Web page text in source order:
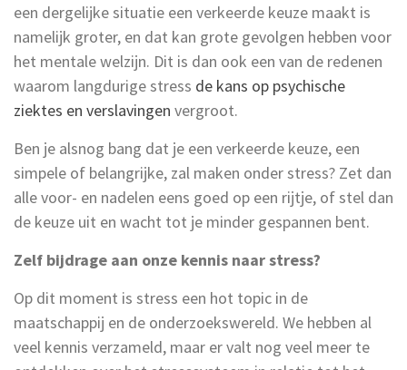
een dergelijke situatie een verkeerde keuze maakt is
namelijk groter, en dat kan grote gevolgen hebben voor
het mentale welzijn. Dit is dan ook een van de redenen
waarom langdurige stress de kans op psychische
ziektes en verslavingen vergroot.
Ben je alsnog bang dat je een verkeerde keuze, een
simpele of belangrijke, zal maken onder stress? Zet dan
alle voor- en nadelen eens goed op een rijtje, of stel dan
de keuze uit en wacht tot je minder gespannen bent.
Zelf bijdrage aan onze kennis naar stress?
Op dit moment is stress een hot topic in de
maatschappij en de onderzoekswereld. We hebben al
veel kennis verzameld, maar er valt nog veel meer te